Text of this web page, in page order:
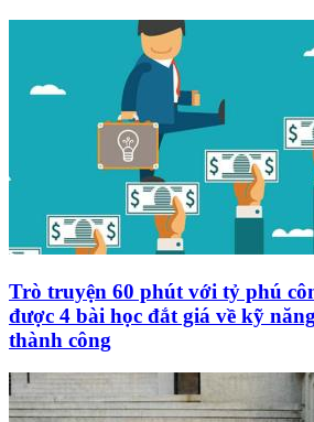
Trò truyện 60 phút với tỷ phú
được 4 bài học đắt giá về kỹ
thành công